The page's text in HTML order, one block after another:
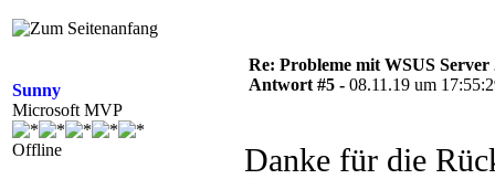
Sunny
Microsoft MVP
Offline
Re: Probleme mit WSUS Server
Antwort #5 - 08.11.19 um
Danke für die